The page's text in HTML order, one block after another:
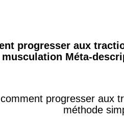
progresser aux
musculation Méta-
progresser aux
méthode